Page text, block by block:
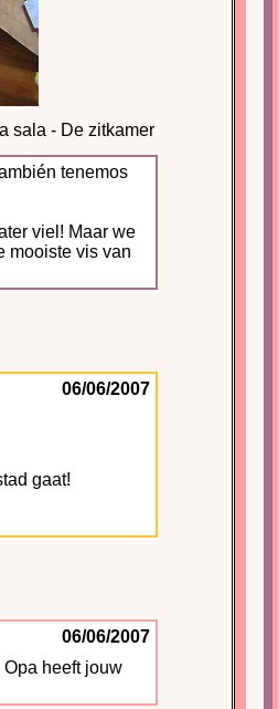
sala - De zitkamer
tenemos
viel! Maar we
mooiste vis van
06/06/2007
gaat!
06/06/2007
heeft jouw